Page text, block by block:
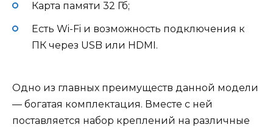
Карта памяти 32 Гб;
Есть Wi-Fi и возможность подключения к
ПК через USB или HDMI.
Одно из главных преимуществ данной модели
— богатая комплектация. Вместе с ней
поставляется набор креплений на различные